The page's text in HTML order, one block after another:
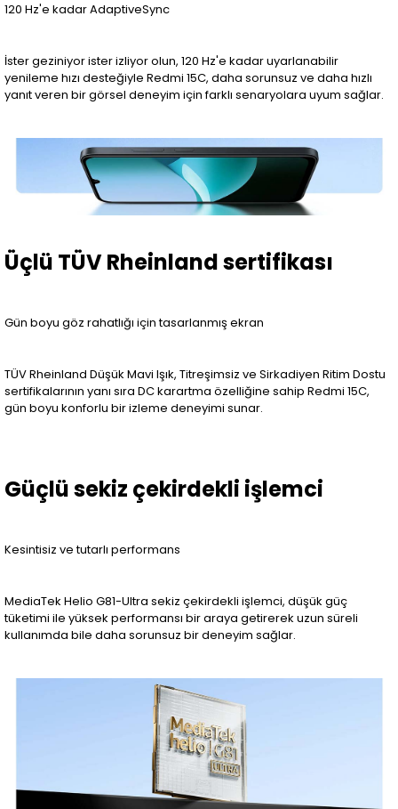
120 Hz'e kadar AdaptiveSync
İster geziniyor ister izliyor olun, 120 Hz'e kadar uyarlanabilir
yenileme hızı desteğiyle Redmi 15C, daha sorunsuz ve daha hızlı
yanıt veren bir görsel deneyim için farklı senaryolara uyum sağlar.
Üçlü TÜV Rheinland sertifikası
Gün boyu göz rahatlığı için tasarlanmış ekran
TÜV Rheinland Düşük Mavi Işık, Titreşimsiz ve Sirkadiyen Ritim Dostu
sertifikalarının yanı sıra DC karartma özelliğine sahip Redmi 15C,
gün boyu konforlu bir izleme deneyimi sunar.
Güçlü sekiz çekirdekli işlemci
Kesintisiz ve tutarlı performans
MediaTek Helio G81-Ultra sekiz çekirdekli işlemci, düşük güç
tüketimi ile yüksek performansı bir araya getirerek uzun süreli
kullanımda bile daha sorunsuz bir deneyim sağlar.